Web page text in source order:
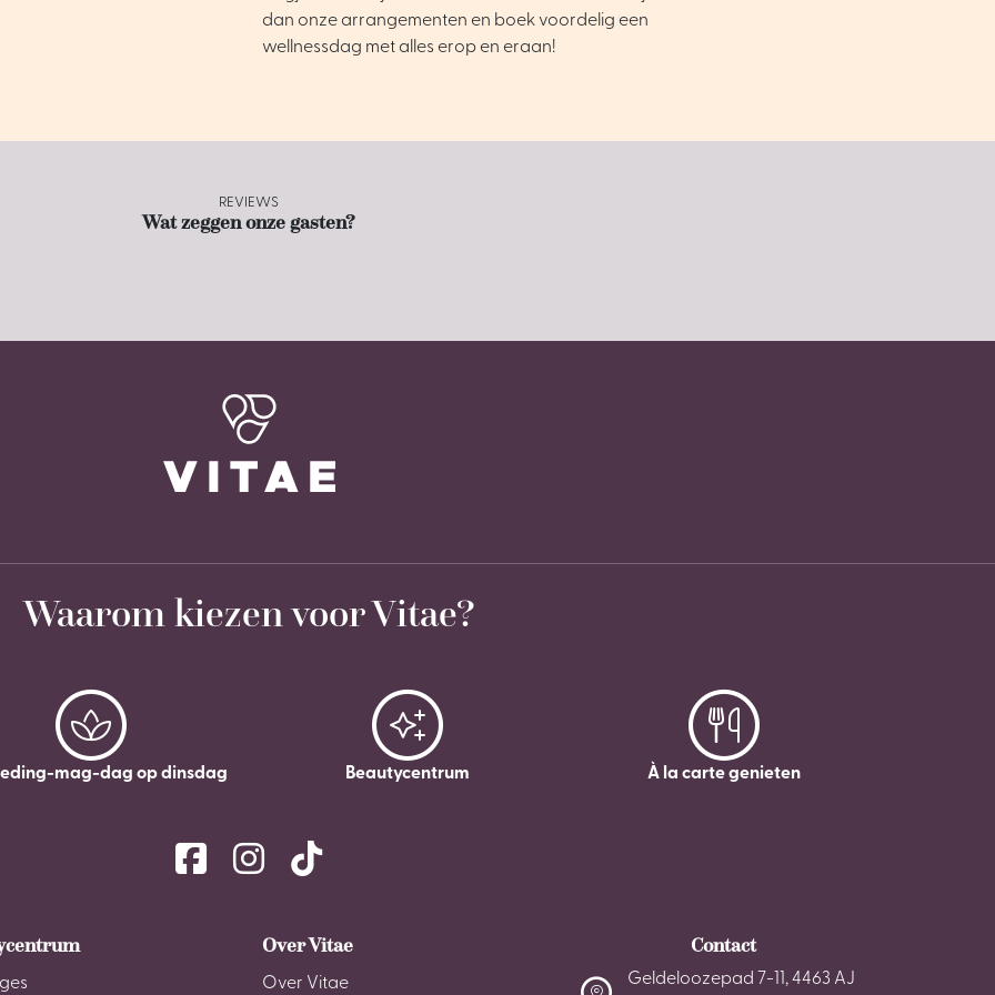
dan onze arrangementen en boek voordelig een
wellnessdag met alles erop en eraan!
REVIEWS
Wat zeggen onze gasten?
Waarom kiezen voor Vitae?
mag-dag op dinsdag Beautycentrum À la carte genieten
Over Vitae
Over Vitae
Contact
Geldeloozepad 7-11, 4463 AJ